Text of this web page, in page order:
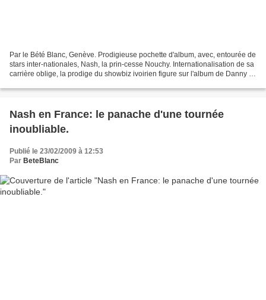
Par le Bété Blanc, Genève. Prodigieuse pochette d'album, avec, entourée de
stars inter-nationales, Nash, la prin-cesse Nouchy. Internationalisation de sa
carrière oblige, la prodige du showbiz ivoirien figure sur l'album de Danny P.
Nash en France: le panache d'une tournée
inoubliable.
Publié le 23/02/2009 à 12:53
Par BeteBlanc